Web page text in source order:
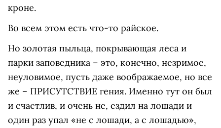
кроне.
Во всем этом есть что-то райское.
Но золотая пыльца, покрывающая леса и
парки заповедника – это, конечно, незримое,
неуловимое, пусть даже воображаемое, но все
же – ПРИСУТСТВИЕ гения. Именно тут он был
и счастлив, и очень не, ездил на лошади и
один раз упал «не с лошади, а с лошадью»,